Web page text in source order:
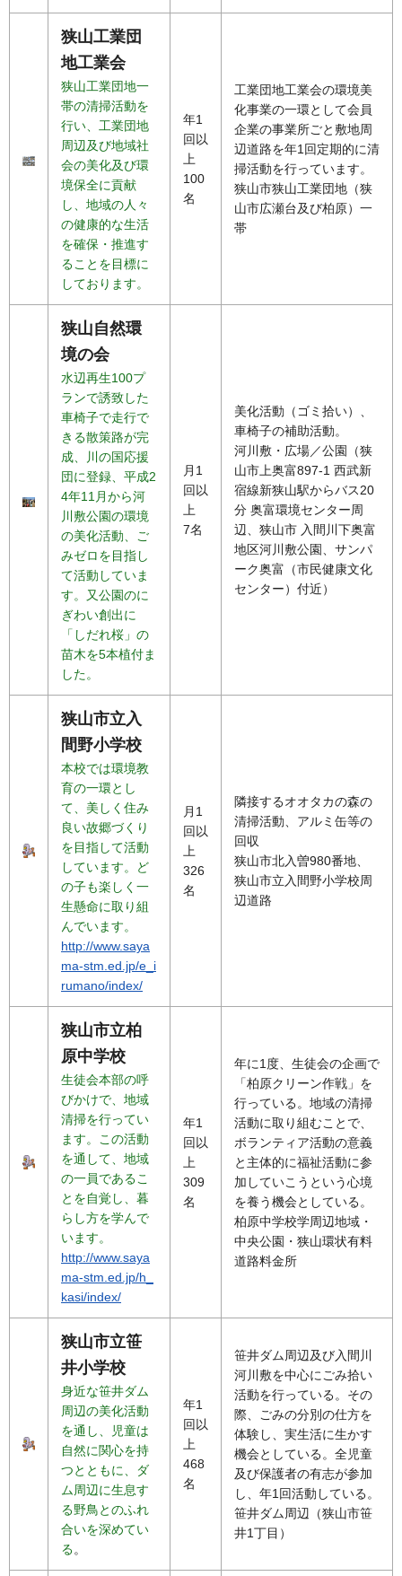
狭山工業団
地工業会
狭山工業団地一
帯の清掃活動を
行い、工業団地
周辺及び地域社
会の美化及び環
境保全に貢献
し、地域の人々
の健康的な生活
を確保・推進す
ることを目標に
しております。
年1
回以
上
100
名
工業団地工業会の環境美
化事業の一環として会員
企業の事業所ごと敷地周
辺道路を年1回定期的に清
掃活動を行っています。
狭山市狭山工業団地（狭
山市広瀬台及び柏原）一
帯
狭山自然環
境の会
水辺再生100プ
ランで誘致した
車椅子で走行で
きる散策路が完
成、川の国応援
団に登録、平成2
4年11月から河
川敷公園の環境
の美化活動、ご
みゼロを目指し
て活動していま
す。又公園のに
ぎわい創出に
「しだれ桜」の
苗木を5本植付ま
した。
月1
回以
上
7名
美化活動（ゴミ拾い）、
車椅子の補助活動。
河川敷・広場／公園（狭
山市上奥富897-1 西武新
宿線新狭山駅からバス20
分 奥富環境センター周
辺、狭山市 入間川下奥富
地区河川敷公園、サンパ
ーク奥富（市民健康文化
センター）付近）
狭山市立入
間野小学校
本校では環境教
育の一環とし
て、美しく住み
良い故郷づくり
を目指して活動
しています。ど
の子も楽しく一
生懸命に取り組
んでいます。
http://www.saya
ma-stm.ed.jp/e_i
rumano/index/
月1
回以
上
326
名
隣接するオオタカの森の
清掃活動、アルミ缶等の
回収
狭山市北入曽980番地、
狭山市立入間野小学校周
辺道路
狭山市立柏
原中学校
生徒会本部の呼
びかけで、地域
清掃を行ってい
ます。この活動
を通して、地域
の一員であるこ
とを自覚し、暮
らし方を学んで
います。
http://www.saya
ma-stm.ed.jp/h_
kasi/index/
年1
回以
上
309
名
年に1度、生徒会の企画で
「柏原クリーン作戦」を
行っている。地域の清掃
活動に取り組むことで、
ボランティア活動の意義
と主体的に福祉活動に参
加していこうという心境
を養う機会としている。
柏原中学校学周辺地域・
中央公園・狭山環状有料
道路料金所
狭山市立笹
井小学校
身近な笹井ダム
周辺の美化活動
を通し、児童は
自然に関心を持
つとともに、ダ
ム周辺に生息す
る野鳥とのふれ
合いを深めてい
る。
年1
回以
上
468
名
笹井ダム周辺及び入間川
河川敷を中心にごみ拾い
活動を行っている。その
際、ごみの分別の仕方を
体験し、実生活に生かす
機会としている。全児童
及び保護者の有志が参加
し、年1回活動している。
笹井ダム周辺（狭山市笹
井1丁目）